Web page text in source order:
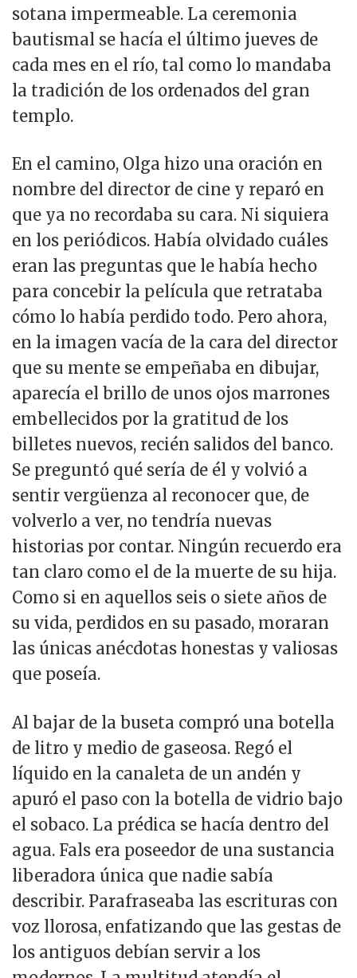
sotana impermeable. La ceremonia
bautismal se hacía el último jueves de
cada mes en el río, tal como lo mandaba
la tradición de los ordenados del gran
templo.
En el camino, Olga hizo una oración en
nombre del director de cine y reparó en
que ya no recordaba su cara. Ni siquiera
en los periódicos. Había olvidado cuáles
eran las preguntas que le había hecho
para concebir la película que retrataba
cómo lo había perdido todo. Pero ahora,
en la imagen vacía de la cara del director
que su mente se empeñaba en dibujar,
aparecía el brillo de unos ojos marrones
embellecidos por la gratitud de los
billetes nuevos, recién salidos del banco.
Se preguntó qué sería de él y volvió a
sentir vergüenza al reconocer que, de
volverlo a ver, no tendría nuevas
historias por contar. Ningún recuerdo era
tan claro como el de la muerte de su hija.
Como si en aquellos seis o siete años de
su vida, perdidos en su pasado, moraran
las únicas anécdotas honestas y valiosas
que poseía.
Al bajar de la buseta compró una botella
de litro y medio de gaseosa. Regó el
líquido en la canaleta de un andén y
apuró el paso con la botella de vidrio bajo
el sobaco. La prédica se hacía dentro del
agua. Fals era poseedor de una sustancia
liberadora única que nadie sabía
describir. Parafraseaba las escrituras con
voz llorosa, enfatizando que las gestas de
los antiguos debían servir a los